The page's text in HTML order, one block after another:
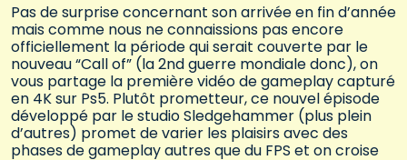
Pas de surprise concernant son arrivée en fin d’année
mais comme nous ne connaissions pas encore
officiellement la période qui serait couverte par le
nouveau “Call of” (la 2nd guerre mondiale donc), on
vous partage la première vidéo de gameplay capturé
en 4K sur Ps5. Plutôt prometteur, ce nouvel épisode
développé par le studio Sledgehammer (plus plein
d’autres) promet de varier les plaisirs avec des
phases de gameplay autres que du FPS et on croise